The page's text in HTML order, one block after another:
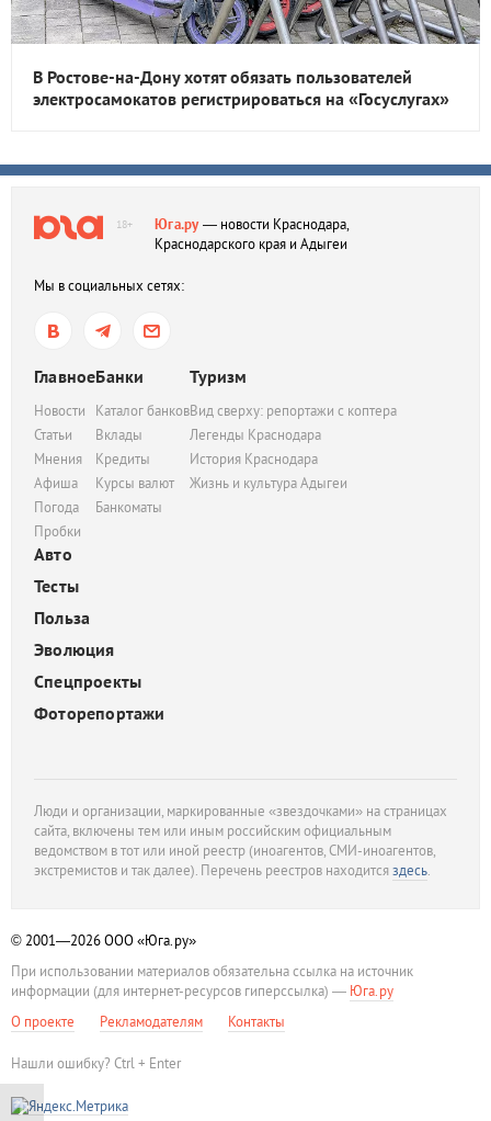
В Ростове-на-Дону хотят обязать пользователей
электросамокатов регистрироваться на «Госуслугах»
18+ Юга.ру— новости Краснодара,
Краснодарского края и Адыгеи
Мы в социальных сетях:
Главное
Новости
Статьи
Мнения
Афиша
Погода
Пробки
Банки
Каталог банков
Вклады
Кредиты
Курсы валют
Банкоматы
Туризм
Вид сверху: репортажи с коптера
Легенды Краснодара
История Краснодара
Жизнь и культура Адыгеи
Авто
Тесты
Польза
Эволюция
Спецпроекты
Фоторепортажи
Люди и организации, маркированные «звездочками» на страницах
сайта, включены тем или иным российским официальным
ведомством в тот или иной реестр (иноагентов, СМИ-иноагентов,
экстремистов и так далее). Перечень реестров находитсяздесь.
© 2001—2026ООО «Юга.ру»
При использовании материалов обязательна ссылка на источник
информации (для интернет-ресурсов гиперссылка) — Юга.ру
О проекте
Рекламодателям Контакты
Нашли ошибку? Ctrl + Enter